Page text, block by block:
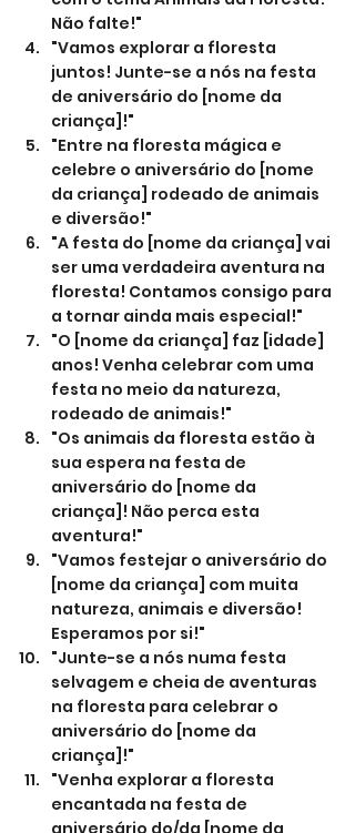
Não falte!"
"Vamos explorar a floresta
juntos! Junte-se a nós na festa
de aniversário do [nome da
criança]!"
"Entre na floresta mágica e
celebre o aniversário do [nome
da criança] rodeado de animais
e diversão!"
"A festa do [nome da criança] vai
ser uma verdadeira aventura na
floresta! Contamos consigo para
a tornar ainda mais especial!"
"O [nome da criança] faz [idade]
anos! Venha celebrar com uma
festa no meio da natureza,
rodeado de animais!"
"Os animais da floresta estão à
sua espera na festa de
aniversário do [nome da
criança]! Não perca esta
aventura!"
"Vamos festejar o aniversário do
[nome da criança] com muita
natureza, animais e diversão!
Esperamos por si!"
"Junte-se a nós numa festa
selvagem e cheia de aventuras
na floresta para celebrar o
aniversário do [nome da
criança]!"
"Venha explorar a floresta
encantada na festa de
aniversário do/da [nome da